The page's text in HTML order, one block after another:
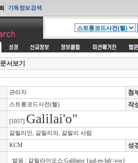
문서보기
관리자
첨
스트롱코드사전(헬)
작
[1057] Galilai'o"
갈릴리인, 갈릴리의, 갈릴리 사람
KCM
성
발음 : 갈릴라이오스 Galilaios {gal-ee-lah'-yos}